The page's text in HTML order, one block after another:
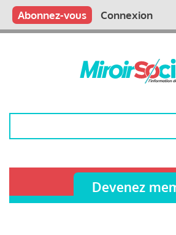
Aller
contenu
Main
Qui sommes nous ?
Vous publiez
Nous publions
Contactez-nous
Abonnez-vous Connexion
Devenez